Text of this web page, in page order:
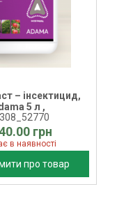
– інсектицид,
5 л ,
грн
в наявності
про товар